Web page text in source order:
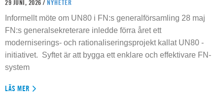
29 JUNI, 2026 / NYHETER
Informellt möte om UN80 i FN:s generalförsamling 28 maj
FN:s generalsekreterare inledde förra året ett
moderniserings- och rationaliseringsprojekt kallat UN80 -
initiativet. Syftet är att bygga ett enklare och effektivare FN-
system
LÄS MER